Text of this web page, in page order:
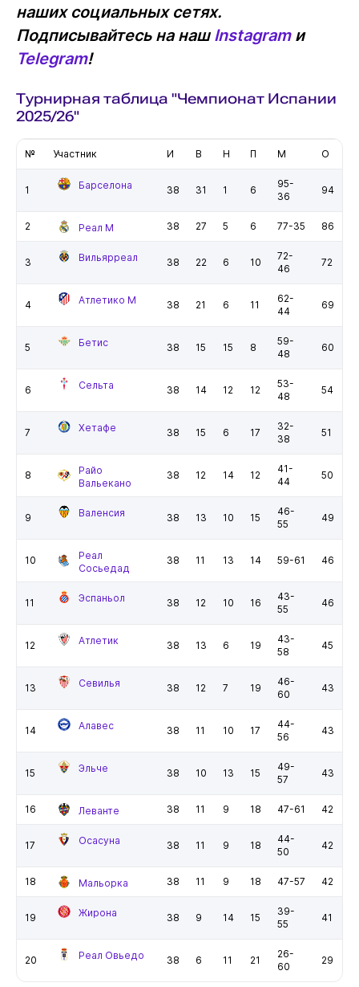
наших социальных сетях.
Подписывайтесь на нашInstagramи
Telegram!
Турнирная таблица "Чемпионат Испании
2025/26"
№ Участник И В Н П М О
1 Барселона 38 31 1 6
95-
36
94
2 Реал М 38 27 5 6 77-35 86
3 Вильярреал 38 22 6 10
72-
46
72
4 Атлетико М 38 21 6 11
62-
44
69
5 Бетис 38 15 15 8
59-
48
60
6 Сельта 38 14 12 12
53-
48
54
7 Хетафе 38 15 6 17
32-
38
51
8
Райо
Вальекано
38 12 14 12
41-
44
50
9 Валенсия 38 13 10 15
46-
55
49
10
Реал
Сосьедад
38 11 13 14 59-61 46
11 Эспаньол 38 12 10 16
43-
55
46
12 Атлетик 38 13 6 19
43-
58
45
13 Севилья 38 12 7 19
46-
60
43
14 Алавес 38 11 10 17
44-
56
43
15 Эльче 38 10 13 15
49-
57
43
16 Леванте 38 11 9 18 47-61 42
17 Осасуна 38 11 9 18
44-
50
42
18 Мальорка 38 11 9 18 47-57 42
19 Жирона 38 9 14 15
39-
55
41
20 Реал Овьедо 38 6 11 21
26-
60
29